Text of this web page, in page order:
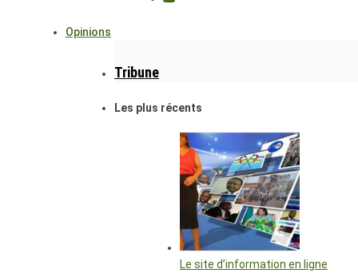
Opinions
Tribune
Les plus récents
Le site d’information en ligne